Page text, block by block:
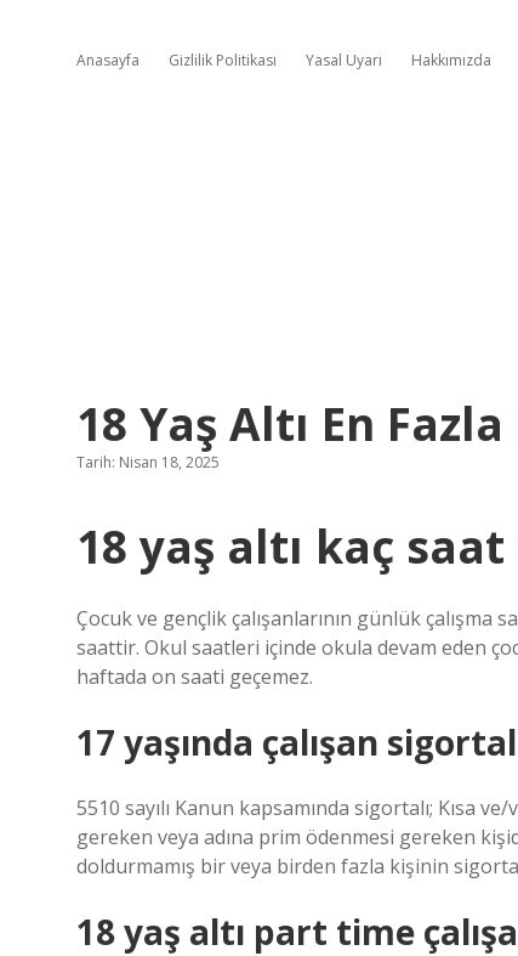
Anasayfa Gizlilik Politikası Yasal Uyarı Hakkımızda
18 Yaş Altı En
Tarih: Nisan 18, 2025
18 yaş altı kaç saat
Çocuk ve gençlik çalışanlarının günlük
saattir. Okul saatleri içinde okula devam eden
haftada on saati geçemez.
17 yaşında çalışan
5510 sayılı Kanun kapsamında sigortalı; Kısa
gereken veya adına prim ödenmesi gereken
doldurmamış bir veya birden fazla kişinin
18 yaş altı part time